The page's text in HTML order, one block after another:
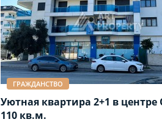
ГРАЖДАНСТВО
Уютная квартира 2+1 в центре
110 кв.м.